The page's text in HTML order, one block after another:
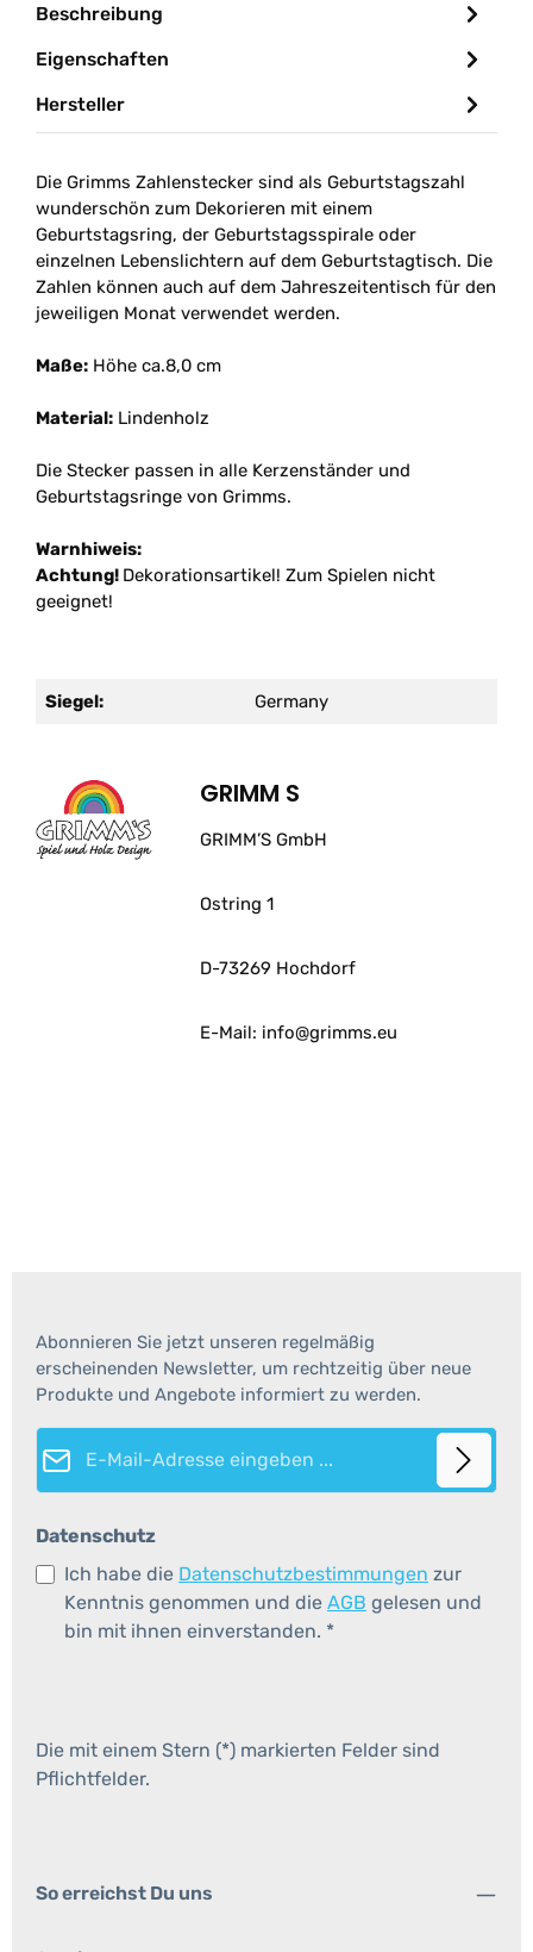
Beschreibung
Eigenschaften
Hersteller
Die Grimms Zahlenstecker sind als Geburtstagszahl
wunderschön zum Dekorieren mit einem
Geburtstagsring, der Geburtstagsspirale oder
einzelnen Lebenslichtern auf dem Geburtstagtisch. Die
Zahlen können auch auf dem Jahreszeitentisch für den
jeweiligen Monat verwendet werden.
Maße: Höhe ca.8,0 cm
Material: Lindenholz
Die Stecker passen in alle Kerzenständer und
Geburtstagsringe von Grimms.
Warnhiweis:
Achtung! Dekorationsartikel! Zum Spielen nicht
geeignet!
Siegel: Germany
GRIMM S
GRIMM’S GmbH
Ostring 1
D-73269 Hochdorf
E-Mail: info@grimms.eu
Abonnieren Sie jetzt unseren regelmäßig
erscheinenden Newsletter, um rechtzeitig über neue
Produkte und Angebote informiert zu werden.
E-Mail-Adresse*
Datenschutz
Ich habe die Datenschutzbestimmungen zur
Kenntnis genommen und die AGB gelesen und
bin mit ihnen einverstanden. *
Die mit einem Stern (*) markierten Felder sind
Pflichtfelder.
So erreichst Du uns